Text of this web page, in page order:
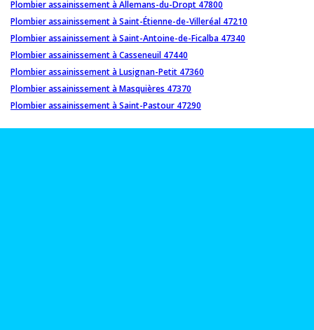
Plombier assainissement à Allemans-du-Dropt 47800
Plombier assainissement à Saint-Étienne-de-Villeréal 47210
Plombier assainissement à Saint-Antoine-de-Ficalba 47340
Plombier assainissement à Casseneuil 47440
Plombier assainissement à Lusignan-Petit 47360
Plombier assainissement à Masquières 47370
Plombier assainissement à Saint-Pastour 47290